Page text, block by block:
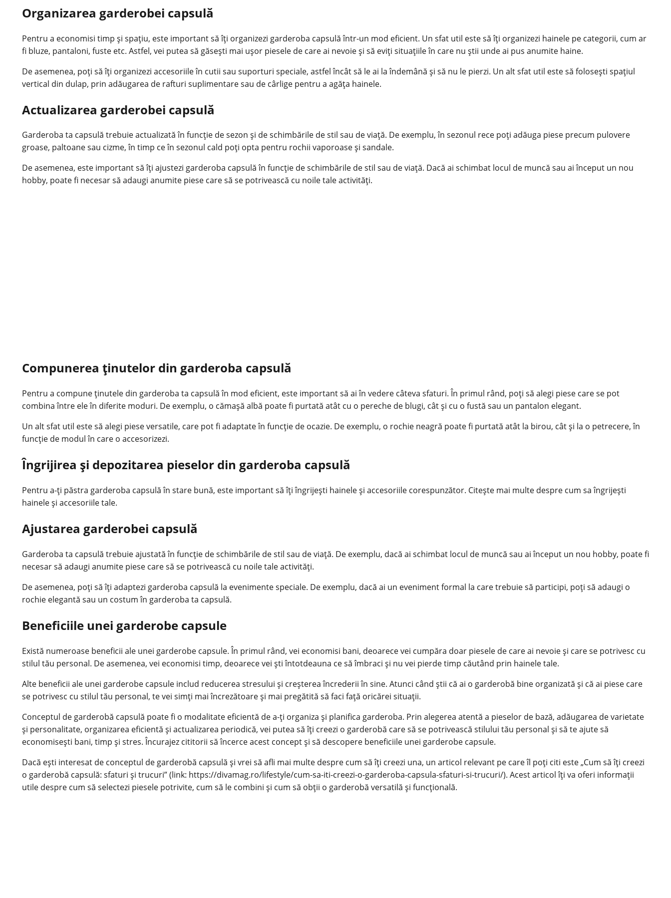
Organizarea garderobei capsulă
Pentru a economisi timp și spațiu, este important să îți organizezi garderoba capsulă într-un mod eficient. Un sfat util este să îți organizezi hainele pe categorii, cum ar
fi bluze, pantaloni, fuste etc. Astfel, vei putea să găsești mai ușor piesele de care ai nevoie și să eviți situațiile în care nu știi unde ai pus anumite haine.
De asemenea, poți să îți organizezi accesoriile în cutii sau suporturi speciale, astfel încât să le ai la îndemână și să nu le pierzi. Un alt sfat util este să folosești spațiul
vertical din dulap, prin adăugarea de rafturi suplimentare sau de cârlige pentru a agăța hainele.
Actualizarea garderobei capsulă
Garderoba ta capsulă trebuie actualizată în funcție de sezon și de schimbările de stil sau de viață. De exemplu, în sezonul rece poți adăuga piese precum pulovere
groase, paltoane sau cizme, în timp ce în sezonul cald poți opta pentru rochii vaporoase și sandale.
De asemenea, este important să îți ajustezi garderoba capsulă în funcție de schimbările de stil sau de viață. Dacă ai schimbat locul de muncă sau ai început un nou
hobby, poate fi necesar să adaugi anumite piese care să se potrivească cu noile tale activități.
Compunerea ținutelor din garderoba capsulă
Pentru a compune ținutele din garderoba ta capsulă în mod eficient, este important să ai în vedere câteva sfaturi. În primul rând, poți să alegi piese care se pot
combina între ele în diferite moduri. De exemplu, o cămașă albă poate fi purtată atât cu o pereche de blugi, cât și cu o fustă sau un pantalon elegant.
Un alt sfat util este să alegi piese versatile, care pot fi adaptate în funcție de ocazie. De exemplu, o rochie neagră poate fi purtată atât la birou, cât și la o petrecere, în
funcție de modul în care o accesorizezi.
Îngrijirea și depozitarea pieselor din garderoba capsulă
Pentru a-ți păstra garderoba capsulă în stare bună, este important să îți îngrijești hainele și accesoriile corespunzător. Citește mai multe despre cum sa îngrijești
hainele și accesoriile tale.
Ajustarea garderobei capsulă
Garderoba ta capsulă trebuie ajustată în funcție de schimbările de stil sau de viață. De exemplu, dacă ai schimbat locul de muncă sau ai început un nou hobby, poate fi
necesar să adaugi anumite piese care să se potrivească cu noile tale activități.
De asemenea, poți să îți adaptezi garderoba capsulă la evenimente speciale. De exemplu, dacă ai un eveniment formal la care trebuie să participi, poți să adaugi o
rochie elegantă sau un costum în garderoba ta capsulă.
Beneficiile unei garderobe capsule
Există numeroase beneficii ale unei garderobe capsule. În primul rând, vei economisi bani, deoarece vei cumpăra doar piesele de care ai nevoie și care se potrivesc cu
stilul tău personal. De asemenea, vei economisi timp, deoarece vei ști întotdeauna ce să îmbraci și nu vei pierde timp căutând prin hainele tale.
Alte beneficii ale unei garderobe capsule includ reducerea stresului și creșterea încrederii în sine. Atunci când știi că ai o garderobă bine organizată și că ai piese care
se potrivesc cu stilul tău personal, te vei simți mai încrezătoare și mai pregătită să faci față oricărei situații.
Conceptul de garderobă capsulă poate fi o modalitate eficientă de a-ți organiza și planifica garderoba. Prin alegerea atentă a pieselor de bază, adăugarea de varietate
și personalitate, organizarea eficientă și actualizarea periodică, vei putea să îți creezi o garderobă care să se potrivească stilului tău personal și să te ajute să
economisești bani, timp și stres. Încurajez cititorii să încerce acest concept și să descopere beneficiile unei garderobe capsule.
Dacă ești interesat de conceptul de garderobă capsulă și vrei să afli mai multe despre cum să îți creezi una, un articol relevant pe care îl poți citi este „Cum să îți creezi
o garderobă capsulă: sfaturi și trucuri” (link: https://divamag.ro/lifestyle/cum-sa-iti-creezi-o-garderoba-capsula-sfaturi-si-trucuri/). Acest articol îți va oferi informații
utile despre cum să selectezi piesele potrivite, cum să le combini și cum să obții o garderobă versatilă și funcțională.